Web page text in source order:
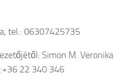
tel.: 06307425735
Simon M. Veronika
22 340 346